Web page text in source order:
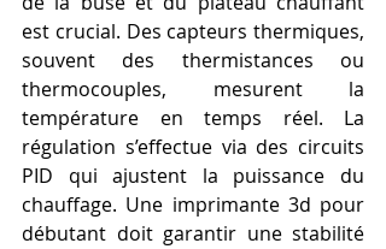
est crucial. Des capteurs thermiques,
souvent des thermistances ou
thermocouples, mesurent la
température en temps réel. La
régulation s’effectue via des circuits
PID qui ajustent la puissance du
chauffage. Une imprimante 3d pour
débutant doit garantir une stabilité